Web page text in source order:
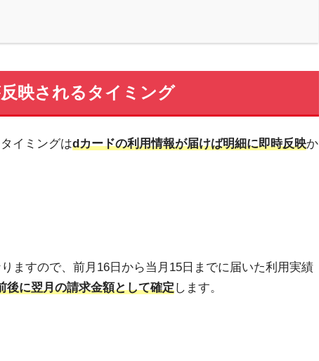
映されるタイミング
イミングはdカードの利用情報が届けば明細に即時反映か
ますので、前月16日から当月15日までに届いた利用実績
後に翌月の請求金額として確定します。